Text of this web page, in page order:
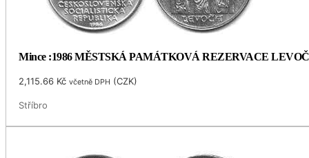
Mince :1986 MĚSTSKÁ PAMÁTKOVÁ REZERVACE
2,115.66 Kč včetně DPH (CZK)
Stříbro